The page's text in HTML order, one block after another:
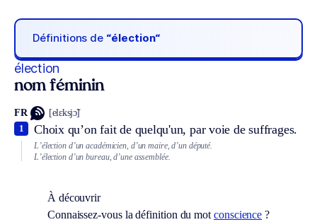
Définitions de “élection“
élection
nom féminin
FR [elɛksjɔ̃]
Choix qu’on fait de quelqu'un, par voie de suffrages.
1
L’élection d’un académicien, d’un maire, d’un député.
L’élection d’un bureau, d’une assemblée.
À découvrir
Connaissez-vous la définition du mot conscience ?